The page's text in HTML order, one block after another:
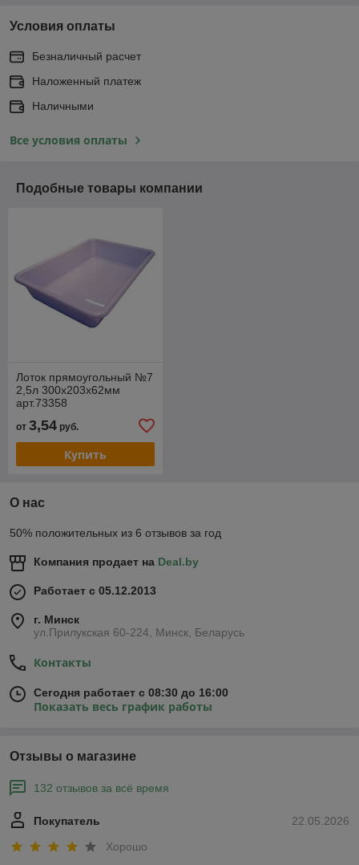
Условия оплаты
Безналичный расчет
Наложенный платеж
Наличными
Все условия оплаты
Подобные товары компании
Лоток прямоугольный №7
2,5л 300х203х62мм
арт.73358
от 3,54 руб.
Купить
О нас
50% положительных из 6 отзывов за год
Компания продает на Deal.by
Работает с 05.12.2013
г. Минск
ул.Прилукская 60-224, Минск, Беларусь
Контакты
Сегодня работает с 08:30 до 16:00
Показать весь график работы
Отзывы о магазине
132 отзывов за всё время
22.05.2026
Покупатель
Хорошо